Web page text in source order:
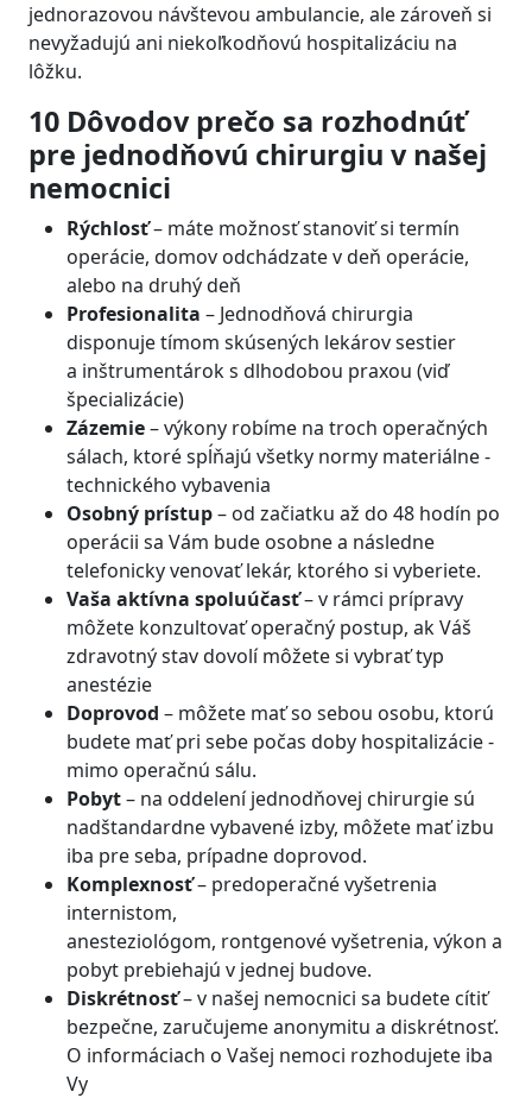
jednorazovou návštevou ambulancie, ale zároveň si
nevyžadujú ani niekoľkodňovú hospitalizáciu na
lôžku.
10 Dôvodov prečo sa rozhodnúť
pre jednodňovú chirurgiu v našej
nemocnici
Rýchlosť– máte možnosť stanoviť si termín
operácie, domov odchádzate v deň operácie,
alebo na druhý deň
Profesionalita – Jednodňová chirurgia
disponuje tímom skúsených lekárov sestier
a inštrumentárok s dlhodobou praxou (viď
špecializácie)
Zázemie–výkony robíme na troch operačných
sálach, ktoré spĺňajú všetky normy materiálne -
technického vybavenia
Osobný prístup– od začiatku až do 48 hodín po
operácii sa Vám bude osobne a následne
telefonicky venovať lekár, ktorého si vyberiete.
Vaša aktívna spoluúčasť– v rámci prípravy
môžete konzultovať operačný postup, ak Váš
zdravotný stav dovolí môžete si vybrať typ
anestézie
Doprovod – môžete mať so sebou osobu, ktorú
budete mať pri sebe počas doby hospitalizácie -
mimo operačnú sálu.
Pobyt– na oddelení jednodňovej chirurgie sú
nadštandardne vybavené izby, môžete mať izbu
iba pre seba, prípadne doprovod.
Komplexnosť– predoperačné vyšetrenia
internistom,
anesteziológom, rontgenové vyšetrenia, výkon a
pobyt prebiehajú v jednej budove.
Diskrétnosť– v našej nemocnici sa budete cítiť
bezpečne, zaručujeme anonymitu a diskrétnosť.
O informáciach o Vašej nemoci rozhodujete iba
Vy